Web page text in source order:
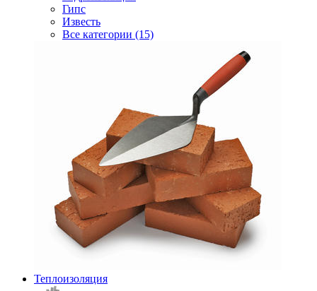
Гипс
Известь
Все категории (15)
Теплоизоляция